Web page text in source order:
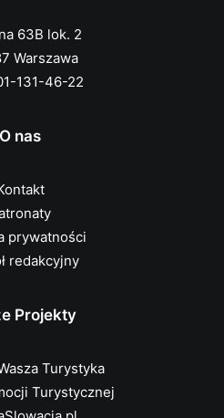
63B lok. 2
Warszawa
131-46-22
O nas
prywatności
redakcyjny
Projekty
Turystyka
Turystycznej